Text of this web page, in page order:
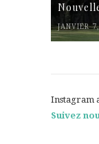
JANVIER
Instagram
Suivez